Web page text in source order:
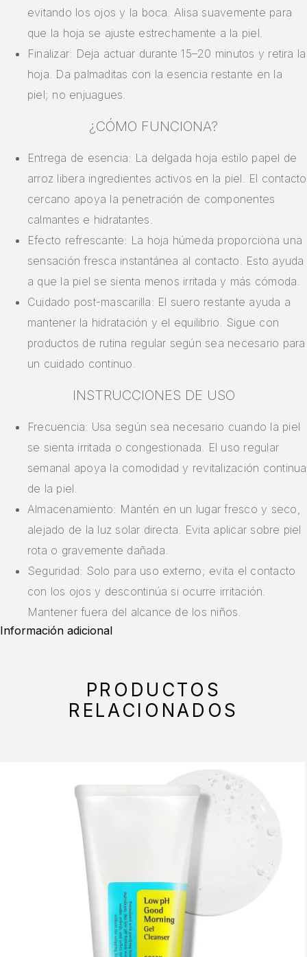
evitando los ojos y la boca. Alisa suavemente para
que la hoja se ajuste estrechamente a la piel.
Finalizar: Deja actuar durante 15–20 minutos y retira la
hoja. Da palmaditas con la esencia restante en la
piel; no enjuagues.
¿CÓMO FUNCIONA?
Entrega de esencia: La delgada hoja estilo papel de
arroz libera ingredientes activos en la piel. El contacto
cercano apoya la penetración de componentes
calmantes e hidratantes.
Efecto refrescante: La hoja húmeda proporciona una
sensación fresca instantánea al contacto. Esto ayuda
a que la piel se sienta menos irritada y más cómoda.
Cuidado post-mascarilla: El suero restante ayuda a
mantener la hidratación y el equilibrio. Sigue con
productos de rutina regular según sea necesario para
un cuidado continuo.
INSTRUCCIONES DE USO
Frecuencia: Usa según sea necesario cuando la piel
se sienta irritada o congestionada. El uso regular
semanal apoya la comodidad y revitalización continua
de la piel.
Almacenamiento: Mantén en un lugar fresco y seco,
alejado de la luz solar directa. Evita aplicar sobre piel
rota o gravemente dañada.
Seguridad: Solo para uso externo; evita el contacto
con los ojos y descontinúa si ocurre irritación.
Mantener fuera del alcance de los niños.
Información adicional
PRODUCTOS
RELACIONADOS